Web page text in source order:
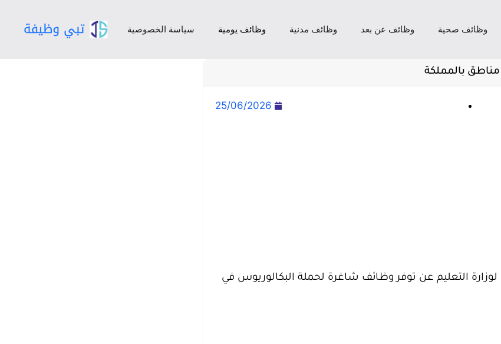
وظائف صحية وظائف عن بعد وظائف مدنية وظائف يومية سياسة الخصوصية
بالمملكة
25/06/2026
لوزارة التعليم عن توفر وظائف شاغرة لحملة البكالوريوس في